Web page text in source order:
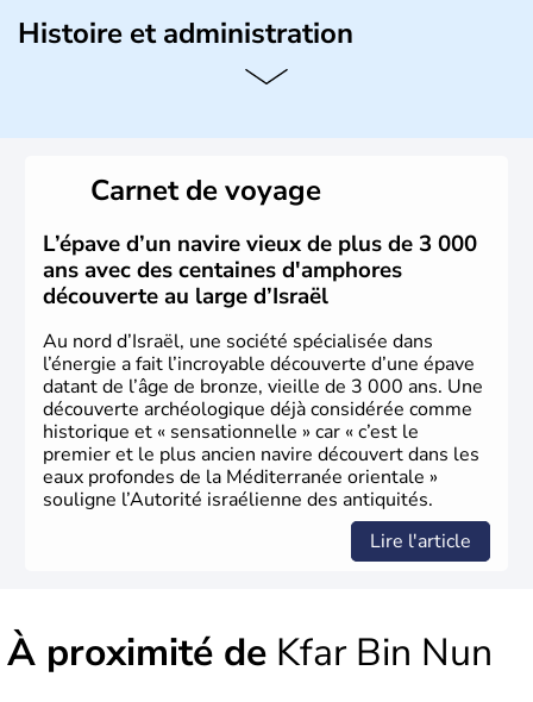
Histoire et administration
L'Israël est un état de la partie est de la Méditerranée,
vrai essor économique dans le domaine des nouvelles
Carnet de voyage
L’épave d’un navire vieux de plus de 3 000
ans avec des centaines d'amphores
découverte au large d’Israël
Au nord d’Israël, une société spécialisée dans
l’énergie a fait l’incroyable découverte d’une épave
datant de l’âge de bronze, vieille de 3 000 ans. Une
découverte archéologique déjà considérée comme
historique et « sensationnelle » car « c’est le
premier et le plus ancien navire découvert dans les
eaux profondes de la Méditerranée orientale »
souligne l’Autorité israélienne des antiquités.
Lire l'article
À proximité de Kfar Bin Nun